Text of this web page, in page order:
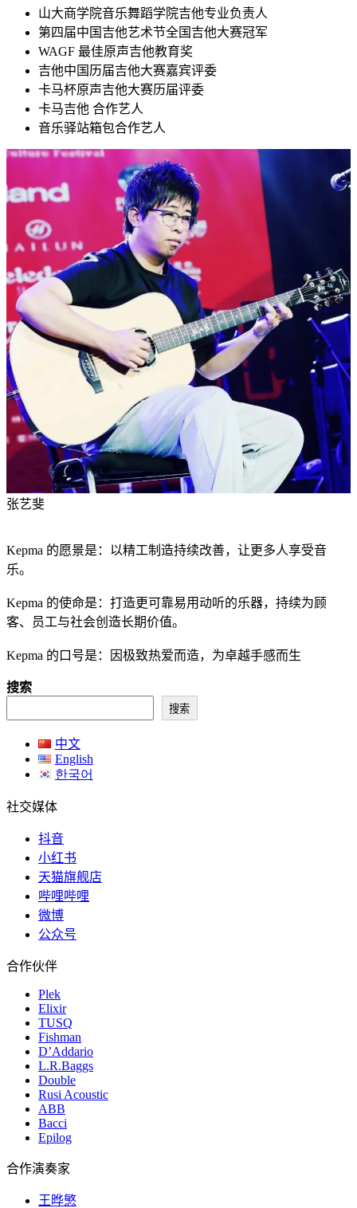
山大商学院音乐舞蹈学院吉他专业负责人
第四届中国吉他艺术节全国吉他大赛冠军
WAGF 最佳原声吉他教育奖
吉他中国历届吉他大赛嘉宾评委
卡马杯原声吉他大赛历届评委
卡马吉他 合作艺人
音乐驿站箱包合作艺人
张艺斐
Kepma 的愿景是：以精工制造持续改善，让更多人享受音
乐。
Kepma 的使命是：打造更可靠易用动听的乐器，持续为顾
客、员工与社会创造长期价值。
Kepma 的口号是：因极致热爱而造，为卓越手感而生
搜索
搜索
中文
English
한국어
社交媒体
抖音
小红书
天猫旗舰店
哔哩哔哩
微博
公众号
合作伙伴
Plek
Elixir
TUSQ
Fishman
D’Addario
L.R.Baggs
Double
Rusi Acoustic
ABB
Bacci
Epilog
合作演奏家
王晔慜